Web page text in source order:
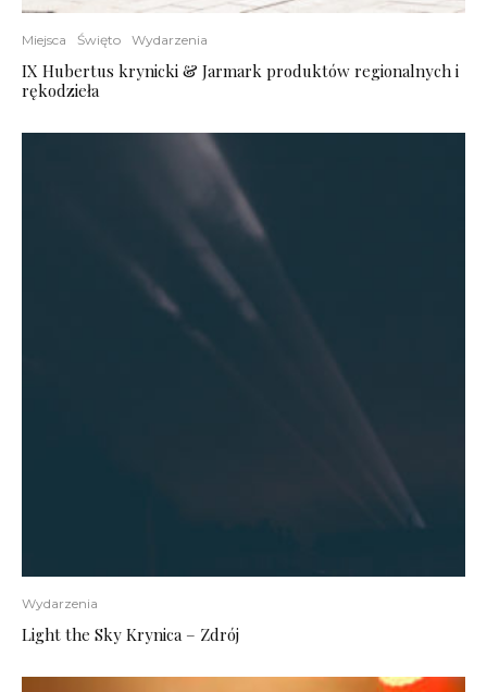
Miejsca Święto Wydarzenia
IX Hubertus krynicki & Jarmark produktów regionalnych i
rękodzieła
Wydarzenia
Light the Sky Krynica – Zdrój